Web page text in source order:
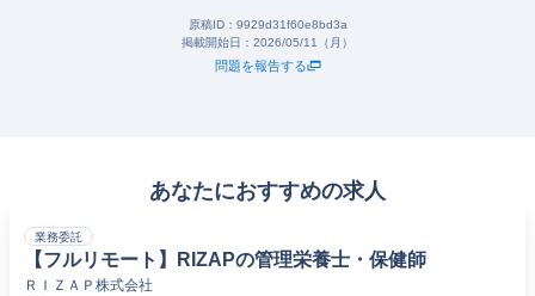
原稿ID： 9929d31f60e8bd3a
掲載開始日： 2026/05/11（月）
問題を報告する
あなたにおすすめの求人
業務委託
【フルリモート】RIZAPの管理栄養士・保健師
ＲＩＺＡＰ株式会社